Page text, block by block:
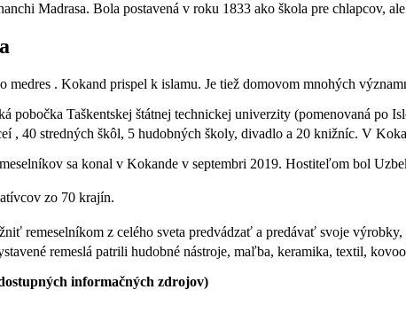
Madrasa. Bola postavená v roku 1833 ako škola pre chlapcov,
medres . Kokand prispel k islamu. Je tiež domovom mnohých
pobočka Taškentskej štátnej technickej univerzity (pomenovaná
, 40 stredných škôl, 5 hudobných školy, divadlo a 20 knižníc. V
sa konal v Kokande v septembri 2019. Hostiteľom bol
zo 70 krajín.
remeselníkom z celého sveta predvádzať a predávať svoje
remeslá patrili hudobné nástroje, maľba, keramika, textil,
informačných zdrojov)